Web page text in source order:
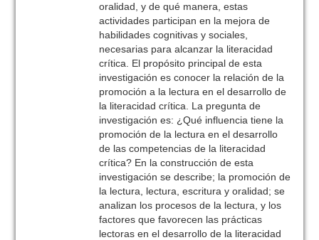
oralidad, y de qué manera, estas
actividades participan en la mejora de
habilidades cognitivas y sociales,
necesarias para alcanzar la literacidad
crítica. El propósito principal de esta
investigación es conocer la relación de la
promoción a la lectura en el desarrollo de
la literacidad crítica. La pregunta de
investigación es: ¿Qué influencia tiene la
promoción de la lectura en el desarrollo
de las competencias de la literacidad
crítica? En la construcción de esta
investigación se describe; la promoción de
la lectura, lectura, escritura y oralidad; se
analizan los procesos de la lectura, y los
factores que favorecen las prácticas
lectoras en el desarrollo de la literacidad